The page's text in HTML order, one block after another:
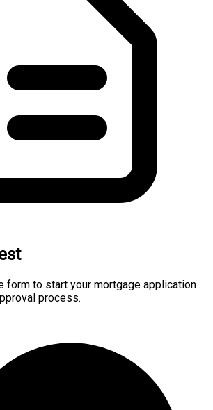
form to start your mortgage application
process.